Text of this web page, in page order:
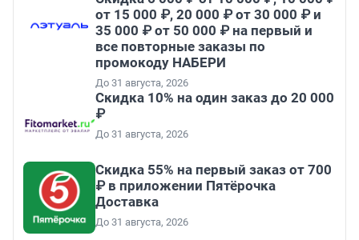
от 15 000 ₽, 20 000 ₽ от 30 000 ₽ и
35 000 ₽ от 50 000 ₽ на первый и
все повторные заказы по
промокоду НАБЕРИ
До 31 августа, 2026
Скидка 10% на один заказ до 20 000
₽
До 31 августа, 2026
Скидка 55% на первый заказ от 700
₽ в приложении Пятёрочка
Доставка
До 31 августа, 2026